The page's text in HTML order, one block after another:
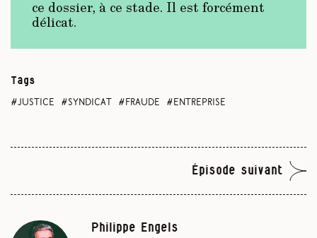
ce dossier, à ce stade. Il est forcément
délicat.
Tags
justice syndicat fraude entreprise
Épisode suivant
Philippe Engels